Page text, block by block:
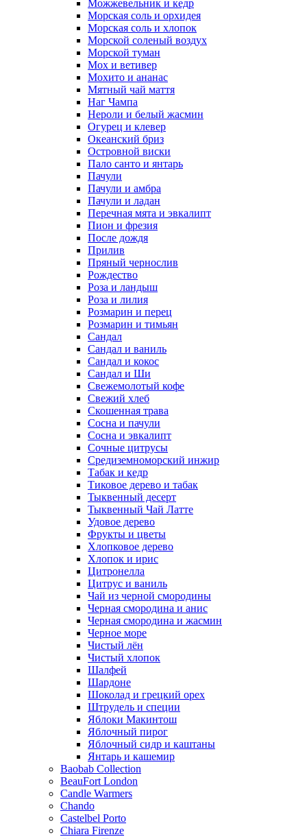
Можжевельник и кедр
Морская соль и орхидея
Морская соль и хлопок
Морской соленый воздух
Морской туман
Мох и ветивер
Мохито и ананас
Мятный чай маття
Наг Чампа
Нероли и белый жасмин
Огурец и клевер
Океанский бриз
Островной виски
Пало санто и янтарь
Пачули
Пачули и амбра
Пачули и ладан
Перечная мята и эвкалипт
Пион и фрезия
После дождя
Прилив
Пряный чернослив
Рождество
Роза и ландыш
Роза и лилия
Розмарин и перец
Розмарин и тимьян
Сандал
Сандал и ваниль
Сандал и кокос
Сандал и Ши
Свежемолотый кофе
Свежий хлеб
Скошенная трава
Сосна и пачули
Сосна и эвкалипт
Сочные цитрусы
Средиземноморский инжир
Табак и кедр
Тиковое дерево и табак
Тыквенный десерт
Тыквенный Чай Латте
Удовое дерево
Фрукты и цветы
Хлопковое дерево
Хлопок и ирис
Цитронелла
Цитрус и ваниль
Чай из черной смородины
Черная смородина и анис
Черная смородина и жасмин
Черное море
Чистый лён
Чистый хлопок
Шалфей
Шардоне
Шоколад и грецкий орех
Штрудель и специи
Яблоки Макинтош
Яблочный пирог
Яблочный сидр и каштаны
Янтарь и кашемир
Baobab Collection
BeauFort London
Candle Warmers
Chando
Castelbel Porto
Chiara Firenze